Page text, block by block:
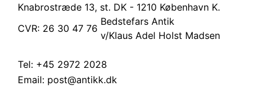
Knabrostræde 13, st. DK - 1210 København K.
CVR: 26 30 47 76
Bedstefars Antik
v/Klaus Adel Holst Madsen
Tel: +45 2972 2028
Email: post@antikk.dk